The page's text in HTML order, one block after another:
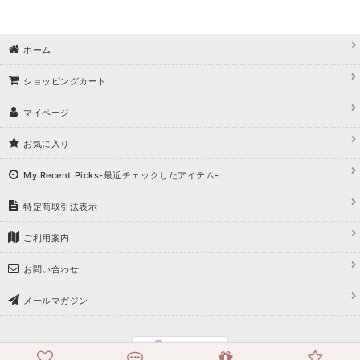
ホーム
ショッピングカート
マイページ
お気に入り
My Recent Picks-最近チェックしたアイテム-
特定商取引法表示
ご利用案内
お問い合わせ
メールマガジン